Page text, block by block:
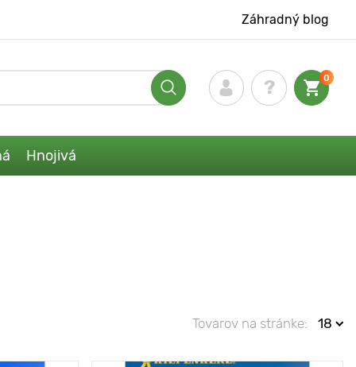
Záhradný blog
0
Hnojivá
Tovarov na stránke: 18